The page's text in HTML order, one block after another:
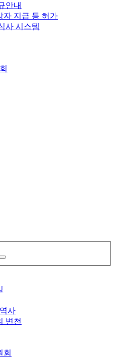
안내
자 지급 등 허가
사 시스템
사
변천
회